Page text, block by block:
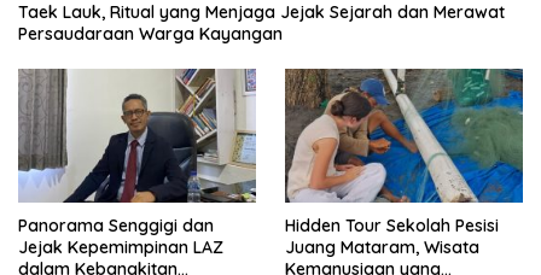
Taek Lauk, Ritual yang Menjaga Jejak Sejarah dan Merawat
Persaudaraan Warga Kayangan
Panorama Senggigi dan
Jejak Kepemimpinan LAZ
dalam Kebangkitan
Hidden Tour Sekolah Pesisi
Juang Mataram, Wisata
Kemanusiaan yang